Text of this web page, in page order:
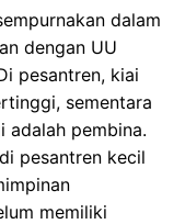
dalam
dengan UU
pesantren, kiai
sementara
adalah pembina.
pesantren kecil
memiliki